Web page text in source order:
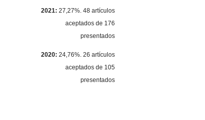
2021: 27,27%. 48 artículos
aceptados de 176
presentados
2020: 24,76%. 26 artículos
aceptados de 105
presentados